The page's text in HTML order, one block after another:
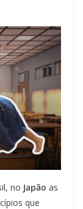
no Japão as
que